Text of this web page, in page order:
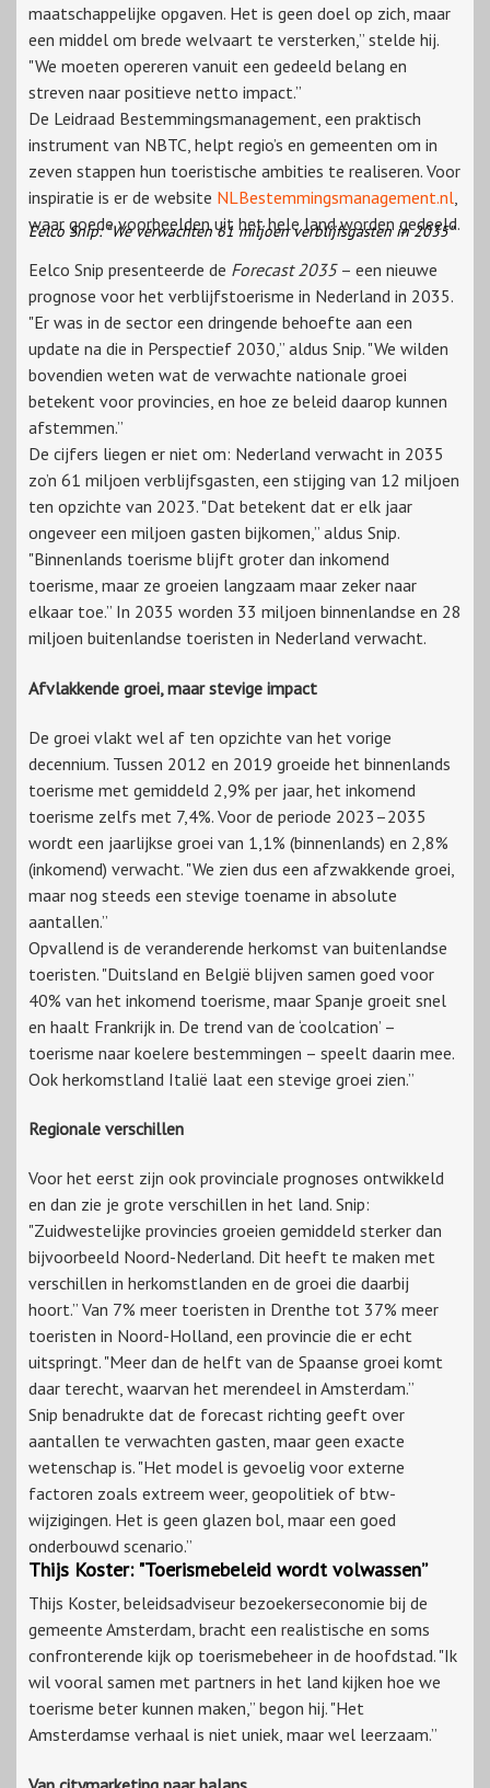
maatschappelijke opgaven. Het is geen doel op zich, maar
een middel om brede welvaart te versterken,” stelde hij.
"We moeten opereren vanuit een gedeeld belang en
streven naar positieve netto impact.”
De Leidraad Bestemmingsmanagement, een praktisch
instrument van NBTC, helpt regio’s en gemeenten om in
zeven stappen hun toeristische ambities te realiseren. Voor
inspiratie is er de website NLBestemmingsmanagement.nl,
waar goede voorbeelden uit het hele land worden gedeeld.
Eelco Snip: "We verwachten 61 miljoen verblijfsgasten in 2035”
Eelco Snip presenteerde de Forecast 2035– een nieuwe
prognose voor het verblijfstoerisme in Nederland in 2035.
"Er was in de sector een dringende behoefte aan een
update na die in Perspectief 2030,” aldus Snip. "We wilden
bovendien weten wat de verwachte nationale groei
betekent voor provincies, en hoe ze beleid daarop kunnen
afstemmen.”
De cijfers liegen er niet om: Nederland verwacht in 2035
zo’n 61 miljoen verblijfsgasten, een stijging van 12 miljoen
ten opzichte van 2023. "Dat betekent dat er elk jaar
ongeveer een miljoen gasten bijkomen,” aldus Snip.
"Binnenlands toerisme blijft groter dan inkomend
toerisme, maar ze groeien langzaam maar zeker naar
elkaar toe.” In 2035 worden 33 miljoen binnenlandse en 28
miljoen buitenlandse toeristen in Nederland verwacht.
Afvlakkende groei, maar stevige impact
De groei vlakt wel af ten opzichte van het vorige
decennium. Tussen 2012 en 2019 groeide het binnenlands
toerisme met gemiddeld 2,9% per jaar, het inkomend
toerisme zelfs met 7,4%. Voor de periode 2023–2035
wordt een jaarlijkse groei van 1,1% (binnenlands) en 2,8%
(inkomend) verwacht. "We zien dus een afzwakkende groei,
maar nog steeds een stevige toename in absolute
aantallen.”
Opvallend is de veranderende herkomst van buitenlandse
toeristen. "Duitsland en België blijven samen goed voor
40% van het inkomend toerisme, maar Spanje groeit snel
en haalt Frankrijk in. De trend van de ‘coolcation’ –
toerisme naar koelere bestemmingen – speelt daarin mee.
Ook herkomstland Italië laat een stevige groei zien.”
Regionale verschillen
Voor het eerst zijn ook provinciale prognoses ontwikkeld
en dan zie je grote verschillen in het land. Snip:
"Zuidwestelijke provincies groeien gemiddeld sterker dan
bijvoorbeeld Noord-Nederland. Dit heeft te maken met
verschillen in herkomstlanden en de groei die daarbij
hoort.” Van 7% meer toeristen in Drenthe tot 37% meer
toeristen in Noord-Holland, een provincie die er echt
uitspringt. "Meer dan de helft van de Spaanse groei komt
daar terecht, waarvan het merendeel in Amsterdam.”
Snip benadrukte dat de forecast richting geeft over
aantallen te verwachten gasten, maar geen exacte
wetenschap is. "Het model is gevoelig voor externe
factoren zoals extreem weer, geopolitiek of btw-
wijzigingen. Het is geen glazen bol, maar een goed
onderbouwd scenario.”
Thijs Koster: "Toerismebeleid wordt volwassen”
Thijs Koster, beleidsadviseur bezoekerseconomie bij de
gemeente Amsterdam, bracht een realistische en soms
confronterende kijk op toerismebeheer in de hoofdstad. "Ik
wil vooral samen met partners in het land kijken hoe we
toerisme beter kunnen maken,” begon hij. "Het
Amsterdamse verhaal is niet uniek, maar wel leerzaam.”